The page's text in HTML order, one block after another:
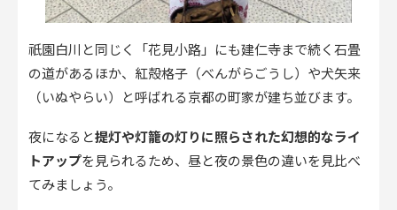
祇園白川と同じく「花見小路」にも建仁寺まで続く石畳
の道があるほか、紅殻格子（べんがらごうし）や犬矢来
（いぬやらい）と呼ばれる京都の町家が建ち並びます。
夜になると提灯や灯籠の灯りに照らされた幻想的なライ
トアップを見られるため、昼と夜の景色の違いを見比べ
てみましょう。